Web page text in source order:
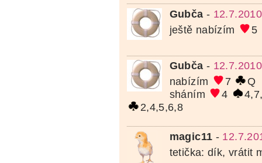
Gubča -
ještě nabízím
5
Gubča -
nabízím
7
Q
sháním
4
2,4,5,6,8
magic11 -
tetička: dík, vrátit